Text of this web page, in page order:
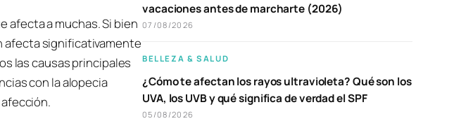
afecta a muchas. Si bien
afecta significativamente
las causas principales
con la alopecia
vacaciones antes de marcharte (2026)
07/08/2026
BELLEZA & SALUD
¿Cómo te afectan los rayos ultravioleta? Qué son los
UVA, los UVB y qué significa de verdad el SPF
05/08/2026